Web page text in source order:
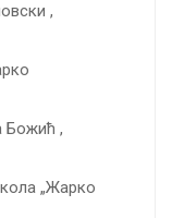
,
Божић ,
„Жарко